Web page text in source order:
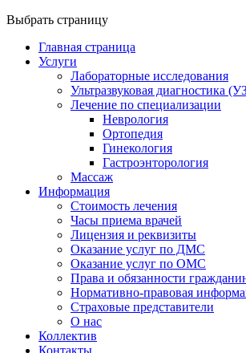
Выбрать страницу
Главная страница
Услуги
Лабораторные исследования
Ультразвуковая диагностика
Лечение по специализации
Неврология
Ортопедия
Гинекология
Гастроэнторология
Массаж
Информация
Стоимость лечения
Часы приема врачей
Лицензия и реквизиты
Оказание услуг по ДМС
Оказание услуг по ОМС
Права и обязанности
Нормативно-правовая
Страховые представители
О нас
Коллектив
Контакты